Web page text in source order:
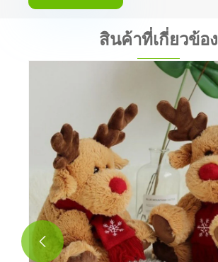
สินค้าที่เกี่ยวข้อง
ของเล่นตุ๊กตากระต่ายอีสเตอร์
ดูเพิ่มเติม >>
